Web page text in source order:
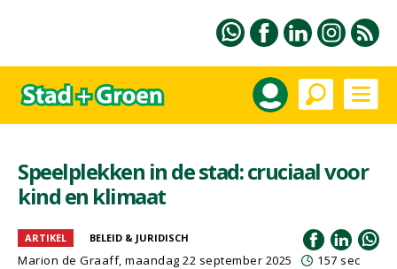
Speelplekken in de stad: cruciaal voor
kind en klimaat
ARTIKEL BELEID & JURIDISCH
Marion de Graaff, maandag 22 september 2025 157 sec